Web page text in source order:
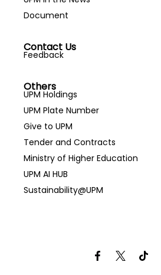
Document
Contact Us
Feedback
Others
UPM Holdings
UPM Plate Number
Give to UPM
Tender and Contracts
Ministry of Higher Education
UPM AI HUB
Sustainability@UPM